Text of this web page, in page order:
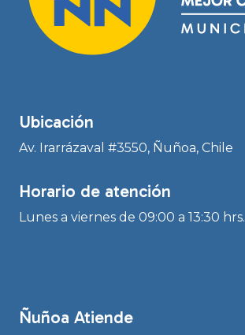
Ubicación
Av. Irarrázaval #3550, Ñuñoa, Chile
Horario de atención
Lunes a viernes de 09:00 a 13:30 hrs.
Ñuñoa Atiende